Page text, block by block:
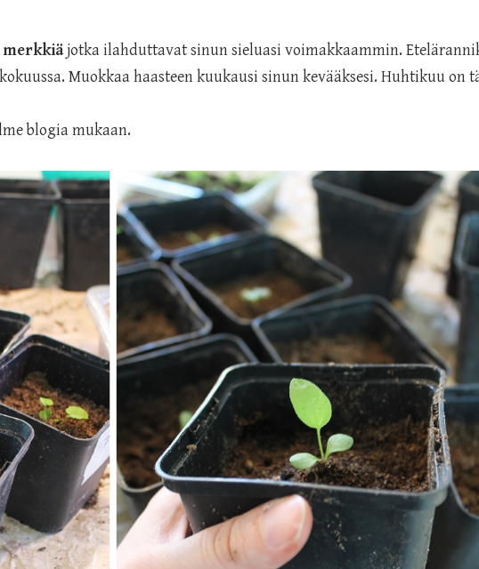
merkkiäjotka ilahduttavat sinun sieluasi voimakkaammin.
Muokkaa haasteen kuukausi sinun kevääksesi. Huhtikuu on
blogia mukaan.